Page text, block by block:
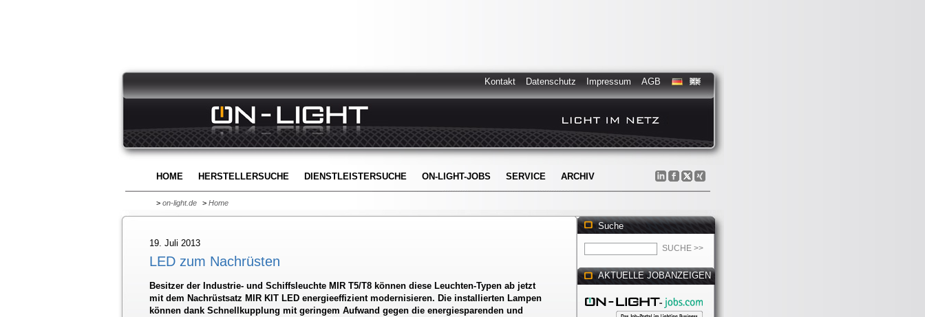
Kontakt Datenschutz Impressum AGB
HOME HERSTELLERSUCHE DIENSTLEISTERSUCHE ON-LIGHT-JOBS SERVICE ARCHIV
> on-light.de > Home
19. Juli 2013
LED zum Nachrüsten
Besitzer der Industrie- und Schiffsleuchte MIR T5/T8 können diese Leuchten-Typen ab jetzt
mit dem Nachrüstsatz MIR KIT LED energieeffizient modernisieren. Die installierten Lampen
können dank Schnellkupplung mit geringem Aufwand gegen die energiesparenden und
Suche
AKTUELLE JOBANZEIGEN